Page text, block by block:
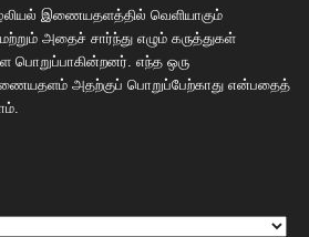
இணையதளத்தில் வெளியாகும்
அதைச் சார்ந்து எழும் கருத்துகள்
பொறுப்பாகின்றனர். எந்த ஒரு
அதற்குப் பொறுப்பேற்காது என்பதைத்